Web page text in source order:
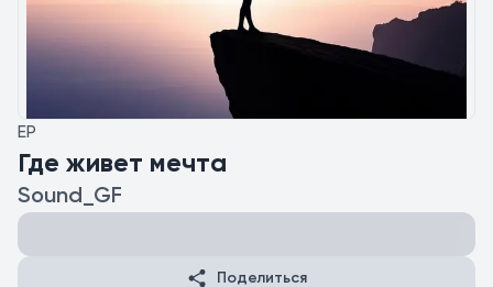
EP
Где живет мечта
Sound_GF
Поделиться